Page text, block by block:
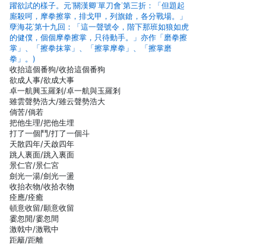
躍欲試的樣子。元˙關漢卿˙單刀會˙第三折：「但題起
廝殺呵，摩拳擦掌，排戈甲，列旗鎗，各分戰場。」
孽海花˙第十九回：「這一聲號令，階下那班如狼如虎
的健僕，個個摩拳擦掌，只待動手。」亦作「磨拳擦
掌」、「擦拳抹掌」、「擦掌摩拳」、「擦掌磨
拳」。)
收抬這個番狗/收拾這個番狗
欲成人事/欲成大事
卓一航興玉羅剎/卓一航與玉羅剎
雖雲聲勢浩大/雖云聲勢浩大
倘苦/倘若
把他生理/把他生埋
打了一個鬥/打了一個斗
天散四年/天啟四年
跳人裏面/跳入裏面
景仁官/景仁宮
劍光一湯/劍光一盪
收抬衣物/收拾衣物
痊應/痊癒
頓意收留/願意收留
霎忽閒/霎忽間
激戟中/激戰中
距籬/距離